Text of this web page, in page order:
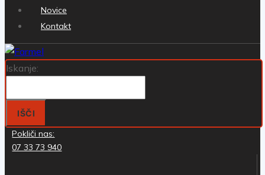
Novice
Kontakt
Iskanje:
IŠČI
Pokliči nas:
07 33 73 940